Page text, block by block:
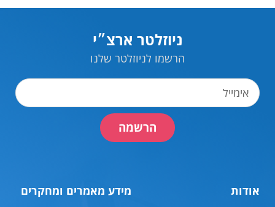
ניוזלטר ארצ״י
הרשמו לניוזלטר שלנו
הרשמה
אודות מידע מאמרים ומחקרים